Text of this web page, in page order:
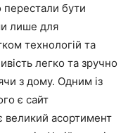
перестали бути
лише для
технологій та
легко та зручно
з дому. Одним із
є сайт
великий асортимент